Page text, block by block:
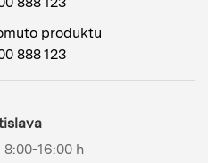
produktu
888 123
8:00-16:00 h